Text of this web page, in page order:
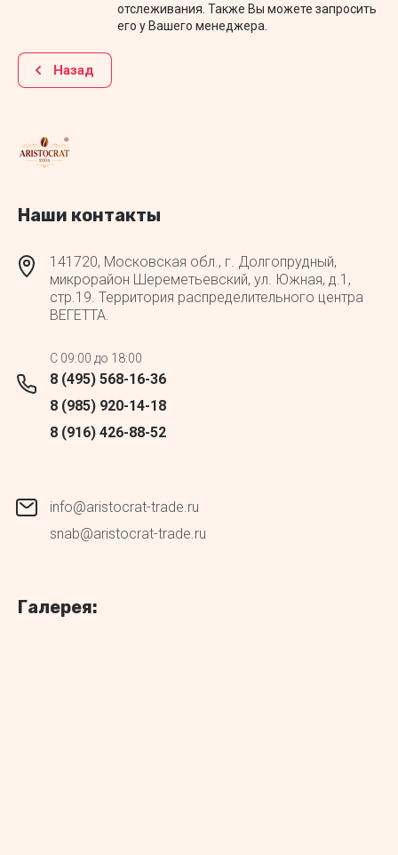
отслеживания. Также Вы можете запросить
его у Вашего менеджера.
Назад
Наши контакты
141720, Московская обл., г. Долгопрудный,
микрорайон Шереметьевский, ул. Южная, д.1,
стр.19. Территория распределительного центра
ВЕГЕТТА.
C 09:00 до 18:00
8 (495) 568-16-36
8 (985) 920-14-18
8 (916) 426-88-52
info@aristocrat-trade.ru
snab@aristocrat-trade.ru
Галерея: